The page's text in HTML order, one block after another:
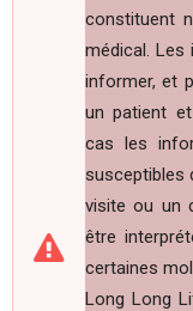
constituent
médical.
informer, et
un patient
cas les
susceptibles
visite ou un
être
certaines
Long Long